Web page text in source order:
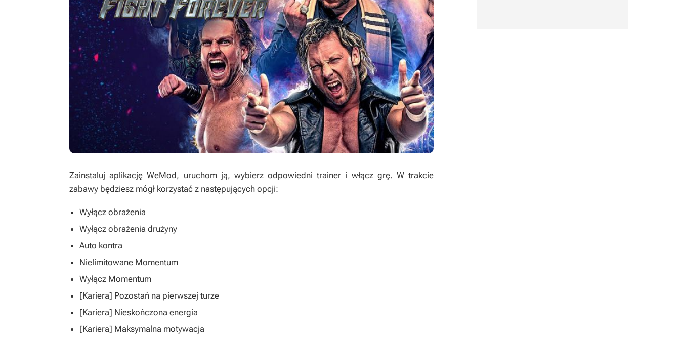
Zainstaluj aplikację WeMod, uruchom ją, wybierz odpowiedni trainer i włącz grę. W trakcie
zabawy będziesz mógł korzystać z następujących opcji:
Wyłącz obrażenia
Wyłącz obrażenia drużyny
Auto kontra
Nielimitowane Momentum
Wyłącz Momentum
[Kariera] Pozostań na pierwszej turze
[Kariera] Nieskończona energia
[Kariera] Maksymalna motywacja